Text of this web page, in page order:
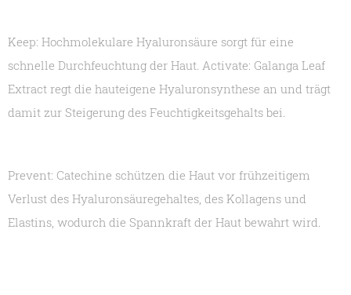
Keep: Hochmolekulare Hyaluronsäure sorgt für eine
schnelle Durchfeuchtung der Haut. Activate: Galanga Leaf
Extract regt die hauteigene Hyaluronsynthese an und trägt
damit zur Steigerung des Feuchtigkeitsgehalts bei.
Prevent: Catechine schützen die Haut vor frühzeitigem
Verlust des Hyaluronsäuregehaltes, des Kollagens und
Elastins, wodurch die Spannkraft der Haut bewahrt wird.